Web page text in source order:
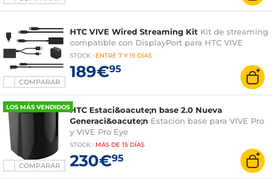
COMPARAR
HTC VIVE Wired Streaming Kit Kit de streaming
compatible con DisplayPort para HTC VIVE
STOCK : ENTRE 7 Y 15 DÍAS
189€95
LOS MÁS VENDIDOS
COMPARAR
HTC Estaci&oacute;n base 2.0 Nueva
Generaci&oacute;n Estación base para VIVE Pro
y VIVE Pro Eye
STOCK : MÁS DE 15 DÍAS
230€95